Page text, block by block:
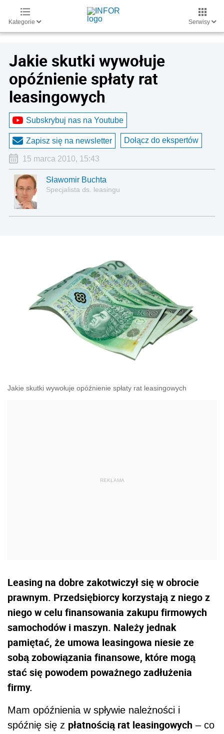
Kategorie Serwisy
Jakie skutki wywołuje
opóźnienie spłaty rat
leasingowych
Subskrybuj nas na Youtube
Zapisz się na newsletter Dołącz do ekspertów
15 marca 2010, 15:43
Sławomir Buchta
Specjalista ds. leasingu
Jakie skutki wywołuje opóźnienie spłaty rat leasingowych
Leasing na dobre zakotwiczył się w obrocie
prawnym. Przedsiębiorcy korzystają z niego z
niego w celu finansowania zakupu firmowych
samochodów i maszyn. Należy jednak
pamiętać, że umowa leasingowa niesie ze
sobą zobowiązania finansowe, które mogą
stać się powodem poważnego zadłużenia
firmy.
Mam opóźnienia w spływie należności i
spóźnię się z płatnością rat leasingowych – co